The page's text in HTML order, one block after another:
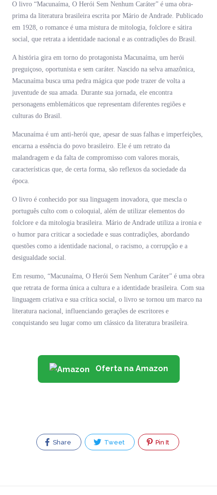
O livro “Macunaíma, O Herói Sem Nenhum Caráter” é uma obra-
prima da literatura brasileira escrita por Mário de Andrade. Publicado
em 1928, o romance é uma mistura de mitologia, folclore e sátira
social, que retrata a identidade nacional e as contradições do Brasil.
A história gira em torno do protagonista Macunaíma, um herói
preguiçoso, oportunista e sem caráter. Nascido na selva amazônica,
Macunaíma busca uma pedra mágica que pode trazer de volta a
juventude de sua amada. Durante sua jornada, ele encontra
personagens emblemáticos que representam diferentes regiões e
culturas do Brasil.
Macunaíma é um anti-herói que, apesar de suas falhas e imperfeições,
encarna a essência do povo brasileiro. Ele é um retrato da
malandragem e da falta de compromisso com valores morais,
características que, de certa forma, são reflexos da sociedade da
época.
O livro é conhecido por sua linguagem inovadora, que mescla o
português culto com o coloquial, além de utilizar elementos do
folclore e da mitologia brasileira. Mário de Andrade utiliza a ironia e
o humor para criticar a sociedade e suas contradições, abordando
questões como a identidade nacional, o racismo, a corrupção e a
desigualdade social.
Em resumo, “Macunaíma, O Herói Sem Nenhum Caráter” é uma obra
que retrata de forma única a cultura e a identidade brasileira. Com sua
linguagem criativa e sua crítica social, o livro se tornou um marco na
literatura nacional, influenciando gerações de escritores e
conquistando seu lugar como um clássico da literatura brasileira.
Oferta na Amazon
Share Tweet Pin It